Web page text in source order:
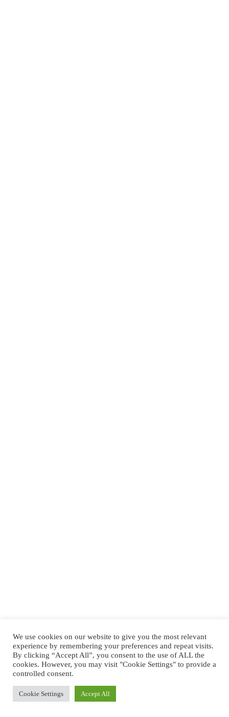
We use cookies on our website to give you the most relevant
experience by remembering your preferences and repeat visits.
By clicking “Accept All”, you consent to the use of ALL the
cookies. However, you may visit "Cookie Settings" to provide a
controlled consent.
Cookie Settings Accept All